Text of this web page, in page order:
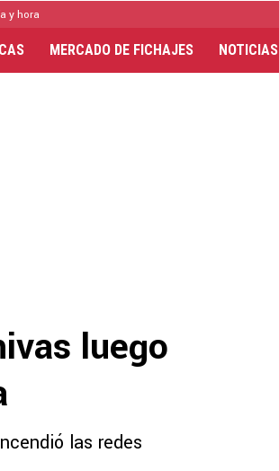
y hora
MERCADO DE FICHAJES NOTICIAS
luego
las redes